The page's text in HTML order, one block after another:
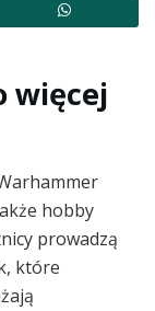
więcej
hobby
prowadzą
które